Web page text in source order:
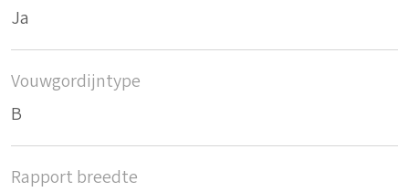
Ja
Vouwgordijntype
B
Rapport breedte